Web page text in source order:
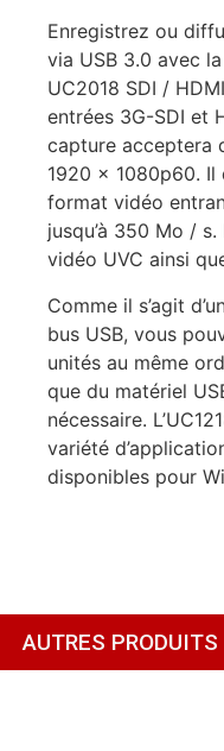
Enregistrez ou
via USB 3.0 avec
UC2018 SDI /
entrées 3G-SDI et
capture acceptera
1920 x 1080p60.
format vidéo
jusqu’à 350 Mo /
vidéo UVC ainsi
Comme il s’agit
bus USB, vous
unités au même
que du matériel
nécessaire.
variété
disponibles pour
AUTRES PRODUITS